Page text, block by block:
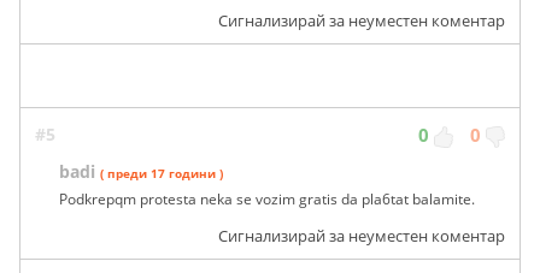
Сигнализирай за неуместен коментар
#5 0 0
badi ( преди 17 години )
Podkrepqm protesta neka se vozim gratis da pla6tat balamite.
Сигнализирай за неуместен коментар